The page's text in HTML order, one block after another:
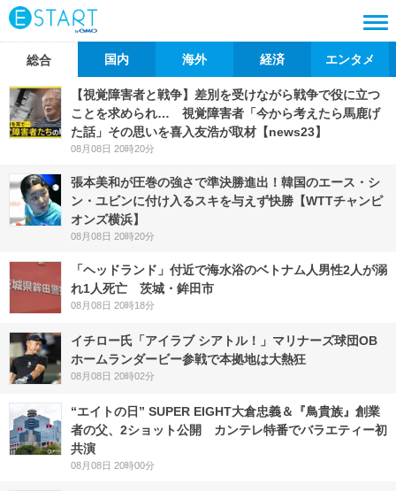
総合 国内 海外 経済 エンタメ
【視覚障害者と戦争】差別を受けながら戦争で役に立つ
ことを求められ… 視覚障害者「今から考えたら馬鹿げ
た話」その思いを喜入友浩が取材【news23】
08月08日 20時20分
張本美和が圧巻の強さで準決勝進出！韓国のエース・シ
ン・ユビンに付け入るスキを与えず快勝【WTTチャンピ
オンズ横浜】
08月08日 20時20分
「ヘッドランド」付近で海水浴のベトナム人男性2人が溺
れ1人死亡 茨城・鉾田市
08月08日 20時18分
イチロー氏「アイラブ シアトル！」マリナーズ球団OB
ホームランダービー参戦で本拠地は大熱狂
08月08日 20時02分
“エイトの日” SUPER EIGHT大倉忠義＆『鳥貴族』創業
者の父、2ショット公開 カンテレ特番でバラエティー初
共演
08月08日 20時00分